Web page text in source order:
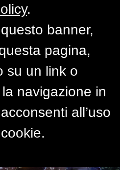
completa del
clicca qui
PIANO
.
banner,
pagina,
su un link o
navigazione in
all’uso